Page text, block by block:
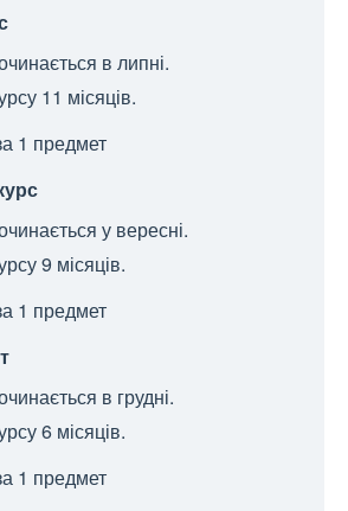
в липні.
11 місяців.
1 предмет
у вересні.
9 місяців.
1 предмет
в грудні.
6 місяців.
1 предмет